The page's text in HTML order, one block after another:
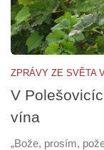
ZPRÁVY ZE SVĚTA
V
vína
„Bože, prosím,